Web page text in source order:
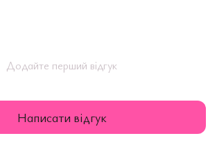
Додайте перший відгук
Написати відгук